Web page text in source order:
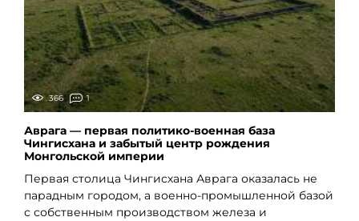
366 1
Аврага — первая политико-военная база
Чингисхана и забытый центр рождения
Монгольской империи
Первая столица Чингисхана Аврага оказалась не
парадным городом, а военно-промышленной базой
с собственным производством железа и